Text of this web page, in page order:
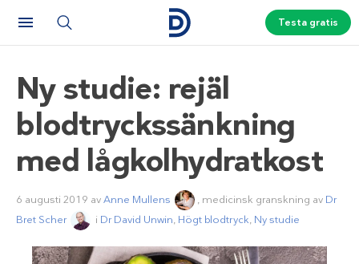
Testa gratis
Ny studie: rejäl
blodtryckssänkning
med lågkolhydratkost
6 augusti 2019 avAnne Mullens , medicinsk granskning av Dr
Bret Scher
i Dr David Unwin, Högt blodtryck, Ny studie